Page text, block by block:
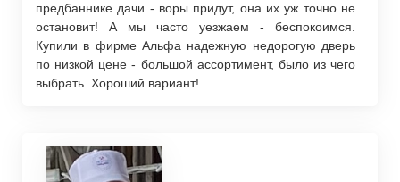
предбаннике дачи - воры придут, она их уж точно не
остановит! А мы часто уезжаем - беспокоимся.
Купили в фирме Альфа надежную недорогую дверь
по низкой цене - большой ассортимент, было из чего
выбрать. Хороший вариант!